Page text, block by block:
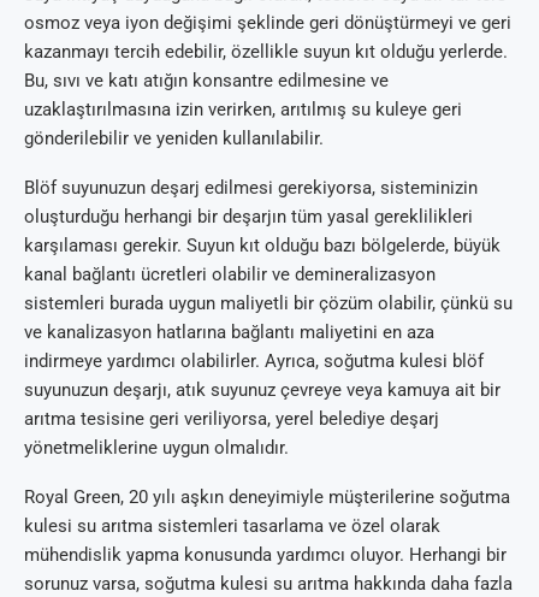
osmoz veya iyon değişimi şeklinde geri dönüştürmeyi ve geri
kazanmayı tercih edebilir, özellikle suyun kıt olduğu yerlerde.
Bu, sıvı ve katı atığın konsantre edilmesine ve
uzaklaştırılmasına izin verirken, arıtılmış su kuleye geri
gönderilebilir ve yeniden kullanılabilir.
Blöf suyunuzun deşarj edilmesi gerekiyorsa, sisteminizin
oluşturduğu herhangi bir deşarjın tüm yasal gereklilikleri
karşılaması gerekir. Suyun kıt olduğu bazı bölgelerde, büyük
kanal bağlantı ücretleri olabilir ve demineralizasyon
sistemleri burada uygun maliyetli bir çözüm olabilir, çünkü su
ve kanalizasyon hatlarına bağlantı maliyetini en aza
indirmeye yardımcı olabilirler. Ayrıca, soğutma kulesi blöf
suyunuzun deşarjı, atık suyunuz çevreye veya kamuya ait bir
arıtma tesisine geri veriliyorsa, yerel belediye deşarj
yönetmeliklerine uygun olmalıdır.
Royal Green, 20 yılı aşkın deneyimiyle müşterilerine soğutma
kulesi su arıtma sistemleri tasarlama ve özel olarak
mühendislik yapma konusunda yardımcı oluyor. Herhangi bir
sorunuz varsa, soğutma kulesi su arıtma hakkında daha fazla